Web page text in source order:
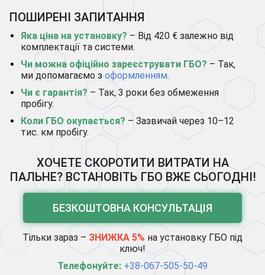
ПОШИРЕНІ ЗАПИТАННЯ
Яка ціна на установку? – Від 420 € залежно від
комплектації та системи.
Чи можна офіційно зареєструвати ГБО? – Так,
ми допомагаємо зоформленням.
Чи є гарантія? – Так, 3 роки без обмеження
пробігу.
Коли ГБО окупається? – Зазвичай через 10–12
тис. км пробігу.
ХОЧЕТЕ СКОРОТИТИ ВИТРАТИ НА
ПАЛЬНЕ? ВСТАНОВІТЬ ГБО ВЖЕ СЬОГОДНІ!
БЕЗКОШТОВНА КОНСУЛЬТАЦІЯ
Тільки зараз – ЗНИЖКА 5% на установку ГБО під
ключ!
Телефонуйте: +38-067-505-50-49